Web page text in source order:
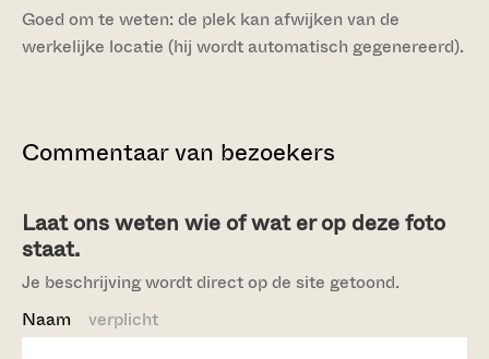
Goed om te weten: de plek kan afwijken van de
werkelijke locatie (hij wordt automatisch gegenereerd).
Commentaar van bezoekers
Laat ons weten wie of wat er op deze foto
staat.
Je beschrijving wordt direct op de site getoond.
Naam verplicht